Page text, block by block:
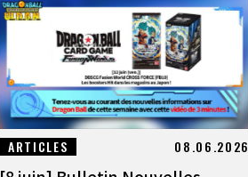
ARTICLES 08.06.2026